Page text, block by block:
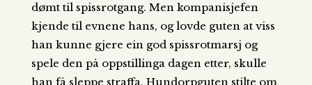
dømt til spissrotgang. Men kompanisjefen
kjende til evnene hans, og lovde guten at viss
han kunne gjere ein god spissrotmarsj og
spele den på oppstillinga dagen etter, skulle
han få sleppe straffa. Hundorpguten stilte om